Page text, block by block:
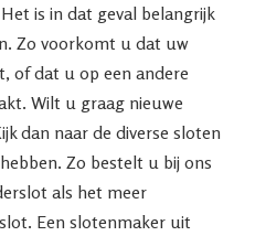
is in dat geval belangrijk
Zo voorkomt u dat uw
of dat u op een andere
Wilt u graag nieuwe
dan naar de diverse sloten
Zo bestelt u bij ons
als het meer
Een slotenmaker uit